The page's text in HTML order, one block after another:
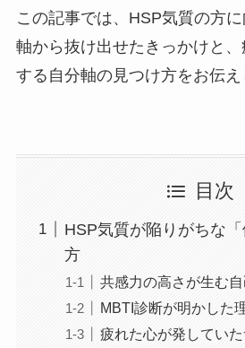
この記事では、HSP気質の方
軸から抜け出せたきっかけと
する自分軸の見つけ方をお伝え
目次
HSP気質が陥りがちな
方
共感力の高さが生む
MBTI診断が明かした
疲れた心が発してい